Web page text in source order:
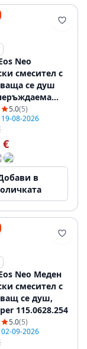
Neo
смесител с
се душ
5.0(5)
08-2026
€
в
Neo Меден
смесител с
се душ,
115.0628.254
5.0(5)
09-2026